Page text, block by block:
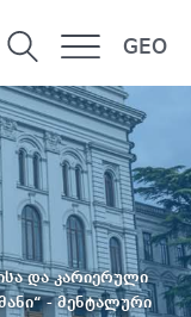
GEO
და კარიერული
- მენტალური